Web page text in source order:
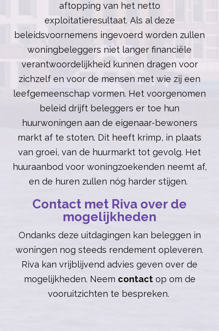
aftopping van het netto
exploitatieresultaat. Als al deze
beleidsvoornemens ingevoerd worden zullen
woningbeleggers niet langer financiële
verantwoordelijkheid kunnen dragen voor
zichzelf en voor de mensen met wie zij een
leefgemeenschap vormen. Het voorgenomen
beleid drijft beleggers er toe hun
huurwoningen aan de eigenaar-bewoners
markt af te stoten. Dit heeft krimp, in plaats
van groei, van de huurmarkt tot gevolg. Het
huuraanbod voor woningzoekenden neemt af,
en de huren zullen nóg harder stijgen.
Contact met Riva over de
mogelijkheden
Ondanks deze uitdagingen kan beleggen in
woningen nog steeds rendement opleveren.
Riva kan vrijblijvend advies geven over de
mogelijkheden. Neem contactop om de
vooruitzichten te bespreken.